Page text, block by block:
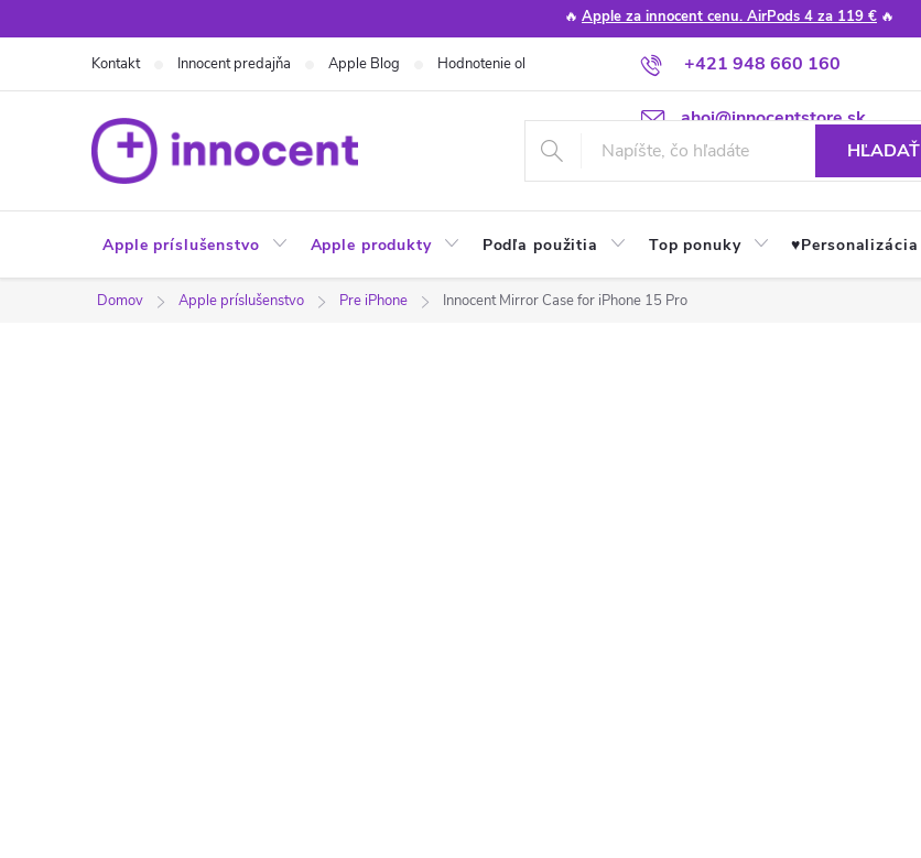
na
🔥 Apple za innocent cenu. AirPods 4 za 119 € 🔥
+421 948 660 160
ahoj@innocentstore.sk
Kontakt Innocent predajňa Apple Blog Hodnotenie obchodu Poradňa Apple návody a tipy
HĽADAŤ
Apple príslušenstvo Apple produkty Podľa použitia Top ponuky ♥︎Personalizácia
Domov Apple príslušenstvo Pre iPhone Innocent Mirror Case for iPhone 15 Pro